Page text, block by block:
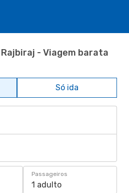
- Viagem barata
Só ida
Passageiros
1 adulto